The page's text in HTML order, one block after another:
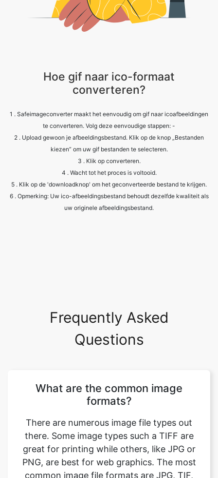
Hoe gif naar ico-formaat
1 . Safeimageconverter maakt het eenvoudig om gif naar icoafbeeldingen
te converteren. Volg deze eenvoudige stappen: -
2 . Upload gewoon je afbeeldingsbestand. Klik op de knop „Bestanden
3 . Klik op converteren.
4 . Wacht tot het proces is voltooid.
5 . Klik op de 'downloadknop' om het geconverteerde bestand te krijgen.
6 . Opmerking: Uw ico-afbeeldingsbestand behoudt dezelfde kwaliteit als
uw originele afbeeldingsbestand.
What are the common image
there. Some image types such a TIFF are
great for printing while others, like JPG or
PNG, are best for web graphics. The most
common image file formats are JPG, TIF,
PNG, and GIF. Use this tool to convert gif
to ico format. Just select your format you
want to convert to, upload your image file.